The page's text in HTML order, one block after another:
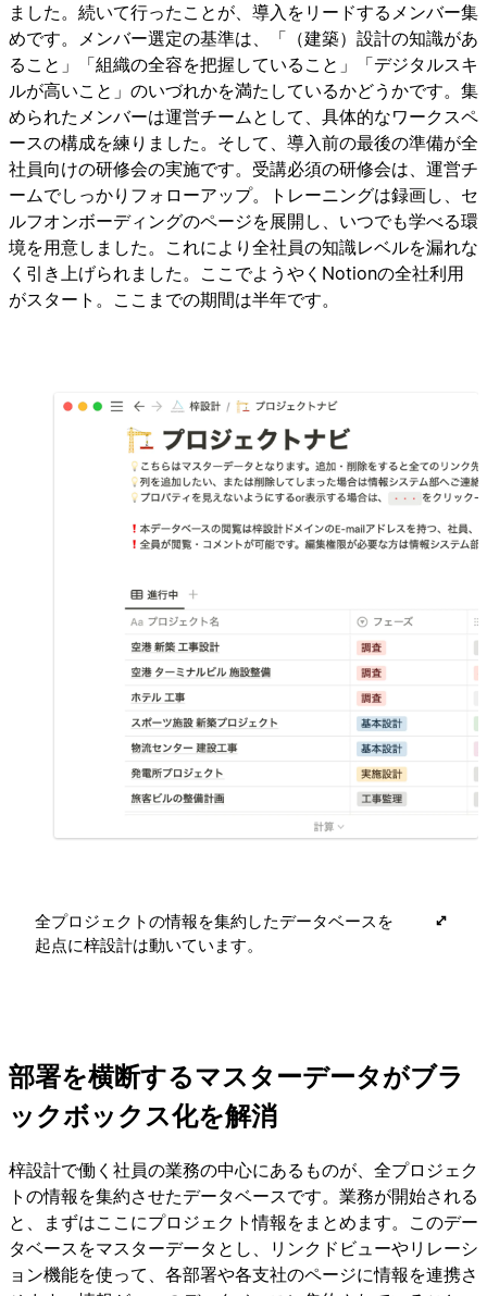
ました。続いて行ったことが、導入をリードするメンバー集
めです。メンバー選定の基準は、「（建築）設計の知識があ
ること」「組織の全容を把握していること」「デジタルスキ
ルが高いこと」のいづれかを満たしているかどうかです。集
められたメンバーは運営チームとして、具体的なワークスペ
ースの構成を練りました。そして、導入前の最後の準備が全
社員向けの研修会の実施です。受講必須の研修会は、運営チ
ームでしっかりフォローアップ。トレーニングは録画し、セ
ルフオンボーディングのページを展開し、いつでも学べる環
境を用意しました。これにより全社員の知識レベルを漏れな
く引き上げられました。ここでようやくNotionの全社利用
がスタート。ここまでの期間は半年です。
全プロジェクトの情報を集約したデータベースを
起点に梓設計は動いています。
部署を横断するマスターデータがブラ
ックボックス化を解消
梓設計で働く社員の業務の中心にあるものが、全プロジェク
トの情報を集約させたデータベースです。業務が開始される
と、まずはここにプロジェクト情報をまとめます。このデー
タベースをマスターデータとし、リンクドビューやリレーシ
ョン機能を使って、各部署や各支社のページに情報を連携さ